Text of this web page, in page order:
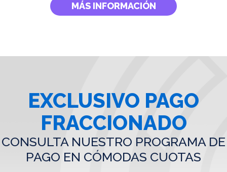
MÁS INFORMACIÓN
EXCLUSIVO PAGO
FRACCIONADO
CONSULTA NUESTRO PROGRAMA DE
PAGO EN CÓMODAS CUOTAS